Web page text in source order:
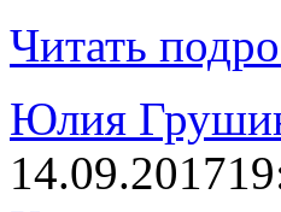
Читать
Юлия
14.09.2017